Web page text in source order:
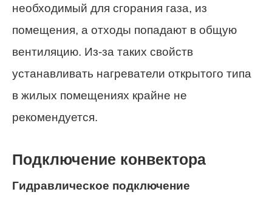
необходимый для сгорания газа, из
помещения, а отходы попадают в общую
вентиляцию. Из-за таких свойств
устанавливать нагреватели открытого типа
в жилых помещениях крайне не
рекомендуется.
Подключение конвектора
Гидравлическое подключение